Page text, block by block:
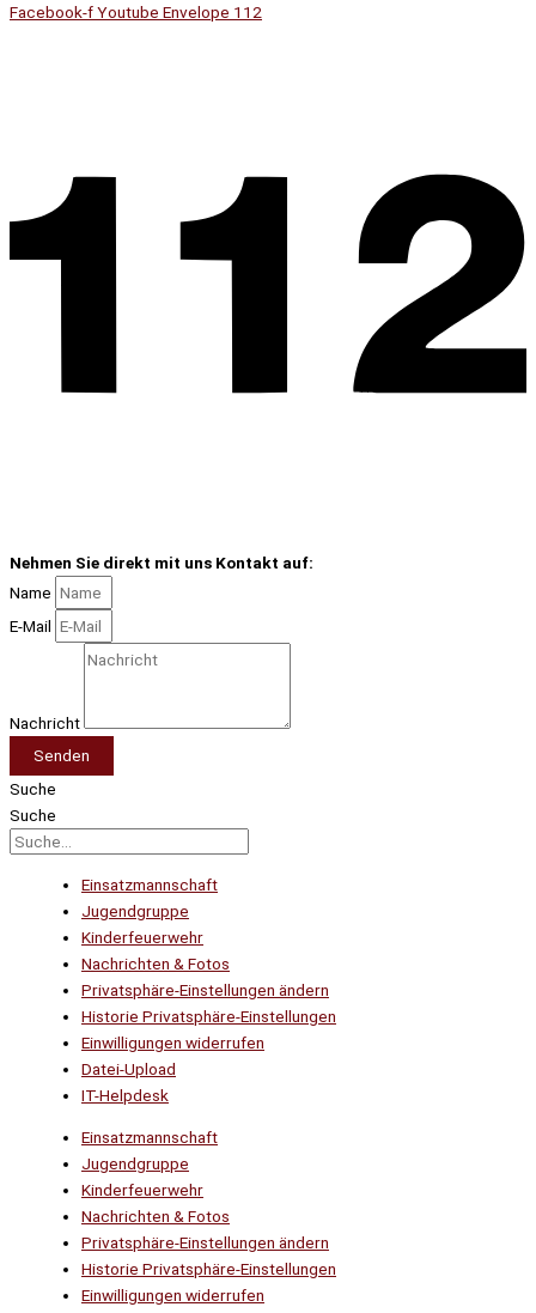
Facebook-fYoutube Envelope 112
Nehmen Sie direkt mit uns Kontakt auf:
Name
E-Mail
Nachricht
Senden
Suche
Suche
Einsatzmannschaft
Jugendgruppe
Kinderfeuerwehr
Nachrichten & Fotos
Privatsphäre-Einstellungen ändern
Historie Privatsphäre-Einstellungen
Einwilligungen widerrufen
Datei-Upload
IT-Helpdesk
Einsatzmannschaft
Jugendgruppe
Kinderfeuerwehr
Nachrichten & Fotos
Privatsphäre-Einstellungen ändern
Historie Privatsphäre-Einstellungen
Einwilligungen widerrufen